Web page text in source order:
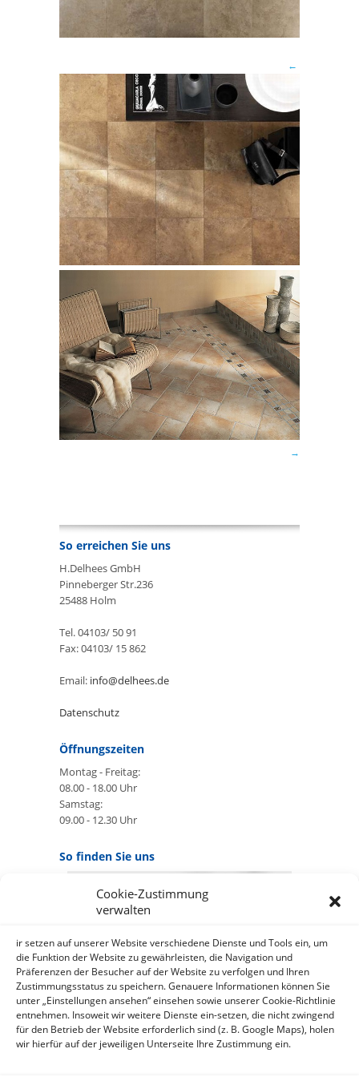
Cookie-Zustimmung
verwalten
ir setzen auf unserer Website verschiedene Dienste und Tools ein, um
die Funktion der Website zu gewährleisten, die Navigation und
Präferenzen der Besucher auf der Website zu verfolgen und Ihren
Zustimmungsstatus zu speichern. Genauere Informationen können Sie
unter „Einstellungen ansehen“ einsehen sowie unserer Cookie-Richtlinie
entnehmen. Insoweit wir weitere Dienste ein-setzen, die nicht zwingend
für den Betrieb der Website erforderlich sind (z. B. Google Maps), holen
wir hierfür auf der jeweiligen Unterseite Ihre Zustimmung ein.
So erreichen Sie uns
H.Delhees GmbH
Pinneberger Str.236
25488 Holm
Tel. 04103/ 50 91
Fax: 04103/ 15 862
Email: info@delhees.de
Datenschutz
Öffnungszeiten
Montag - Freitag:
08.00 - 18.00 Uhr
Samstag:
09.00 - 12.30 Uhr
So finden Sie uns
GOOGLE MAPS:
AKZEPTIEREN
Anbieter: Google Ireland Limited
Bei der Nutzung dieses Dienstes
werden Daten an Google
über¬mittelt, außer¬dem ist es
wahr-scheinlich dass Google Daten
(z.B. Cookies) auf Ihrem Gerät